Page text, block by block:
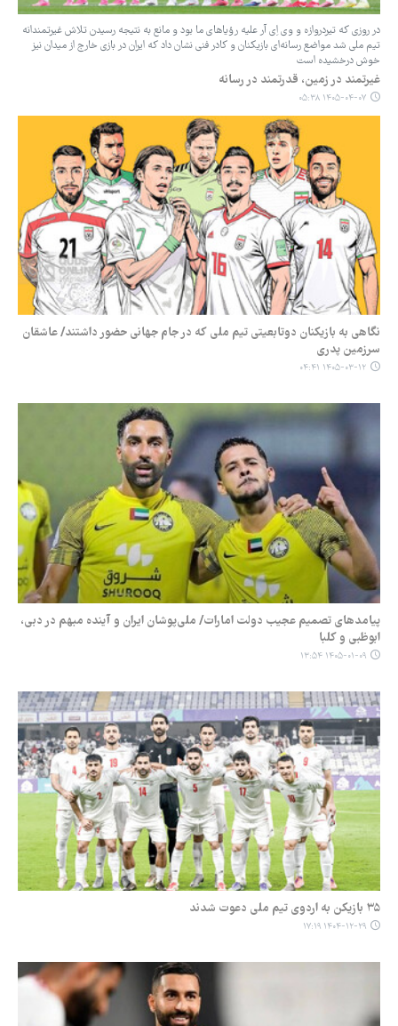
در روزی که تیردروازه و وی اِی آر علیه رؤیاهای ما بود و مانع به نتیجه رسیدن تلاش غیرتمندانه
تیم ملی شد مواضع رسانه‌ای بازیکنان و کادر فنی نشان داد که ایران در بازی خارج از میدان نیز
خوش درخشیده است
غیرتمند در زمین، قدرتمند در رسانه
۱۴۰۵-۰۴-۰۷ ۰۵:۳۸
نگاهی به بازیکنان دوتابعیتی تیم ملی که در جام جهانی حضور داشتند/ عاشقان
سرزمین پدری
۱۴۰۵-۰۳-۱۲ ۰۴:۴۱
پیامدهای تصمیم عجیب دولت امارات/ ملی‌پوشان ایران و آینده مبهم در دبی،
ابوظبی و کلبا
۱۴۰۵-۰۱-۰۹ ۱۳:۵۴
۳۵ بازیکن به اردوی تیم ملی دعوت شدند
۱۴۰۴-۱۲-۲۹ ۱۷:۱۹